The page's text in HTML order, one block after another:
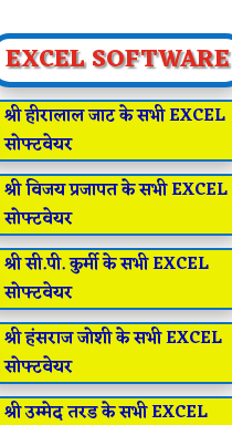
EXCEL SOFTWARE
श्री हीरालाल जाट के सभी EXCEL
सोफ्टवेयर
श्री विजय प्रजापत के सभी EXCEL
सोफ्टवेयर
श्री सी.पी. कुर्मी के सभी EXCEL
सोफ्टवेयर
श्री हंसराज जोशी के सभी EXCEL
सोफ्टवेयर
श्री उम्मेद तरड के सभी EXCEL